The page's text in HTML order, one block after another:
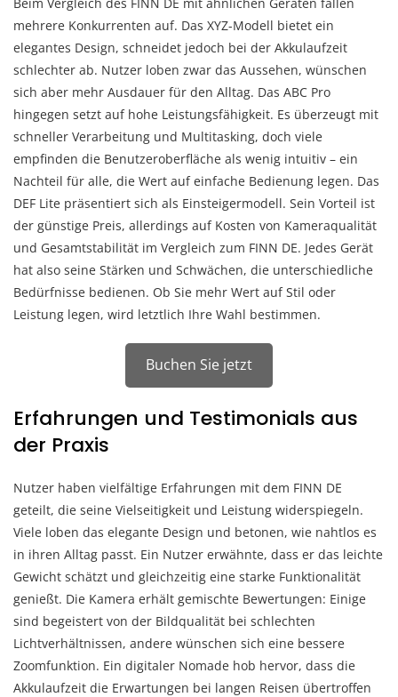
mehrere Konkurrenten auf. Das XYZ-Modell bietet ein
elegantes Design, schneidet jedoch bei der Akkulaufzeit
schlechter ab. Nutzer loben zwar das Aussehen, wünschen
sich aber mehr Ausdauer für den Alltag. Das ABC Pro
hingegen setzt auf hohe Leistungsfähigkeit. Es überzeugt mit
schneller Verarbeitung und Multitasking, doch viele
empfinden die Benutzeroberfläche als wenig intuitiv – ein
Nachteil für alle, die Wert auf einfache Bedienung legen. Das
DEF Lite präsentiert sich als Einsteigermodell. Sein Vorteil ist
der günstige Preis, allerdings auf Kosten von Kameraqualität
und Gesamtstabilität im Vergleich zum FINN DE. Jedes Gerät
hat also seine Stärken und Schwächen, die unterschiedliche
Bedürfnisse bedienen. Ob Sie mehr Wert auf Stil oder
Leistung legen, wird letztlich Ihre Wahl bestimmen.
Buchen Sie jetzt
Erfahrungen und Testimonials aus
der Praxis
Nutzer haben vielfältige Erfahrungen mit dem FINN DE
geteilt, die seine Vielseitigkeit und Leistung widerspiegeln.
Viele loben das elegante Design und betonen, wie nahtlos es
in ihren Alltag passt. Ein Nutzer erwähnte, dass er das leichte
Gewicht schätzt und gleichzeitig eine starke Funktionalität
genießt. Die Kamera erhält gemischte Bewertungen: Einige
sind begeistert von der Bildqualität bei schlechten
Lichtverhältnissen, andere wünschen sich eine bessere
Zoomfunktion. Ein digitaler Nomade hob hervor, dass die
Akkulaufzeit die Erwartungen bei langen Reisen übertroffen